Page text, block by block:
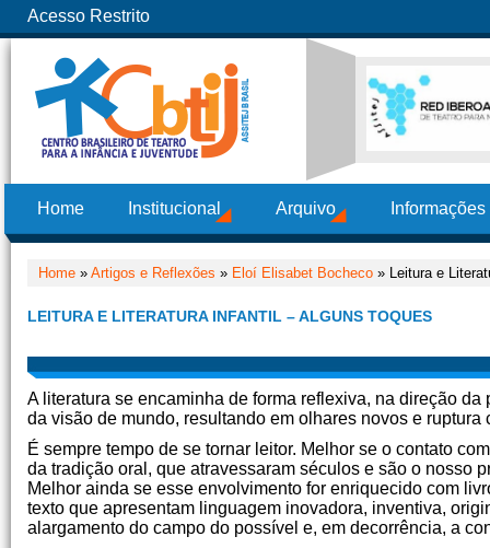
Acesso Restrito
Home Institucional Arquivo
Home » Artigos e Reflexões » Eloí Elisabet Bocheco » Leitura e
LEITURA E LITERATURA INFANTIL – ALGUNS TOQUES
A literatura se encaminha de forma reflexiva, na direção
da visão de mundo, resultando em olhares novos e
É sempre tempo de se tornar leitor. Melhor se o contato
da tradição oral, que atravessaram séculos e são o nosso
Melhor ainda se esse envolvimento for enriquecido com
texto que apresentam linguagem inovadora, inventiva,
alargamento do campo do possível e, em decorrência, a